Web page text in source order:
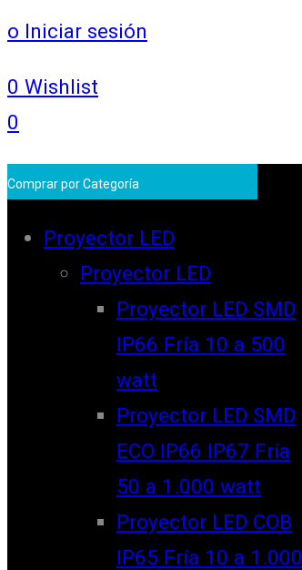
o Iniciar sesión
0 Wishlist
0
Comprar por Categoría
Proyector LED
Proyector LED
Proyector LED SMD
IP66 Fría 10 a 500
watt
Proyector LED SMD
ECO IP66 IP67 Fría
50 a 1.000 watt
Proyector LED COB
IP65 Fría 10 a 1.000